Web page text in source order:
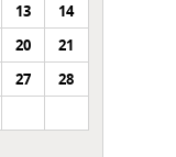
13
14
20
21
27
28